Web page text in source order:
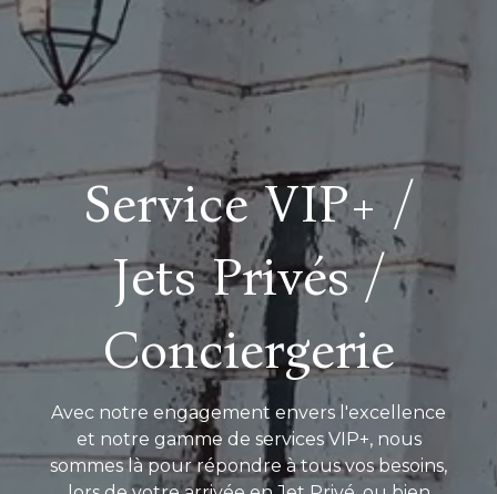
Service VIP+ /
Jets Privés /
Conciergerie
Avec notre engagement envers l'excellence
et notre gamme de services VIP+, nous
sommes là pour répondre à tous vos besoins,